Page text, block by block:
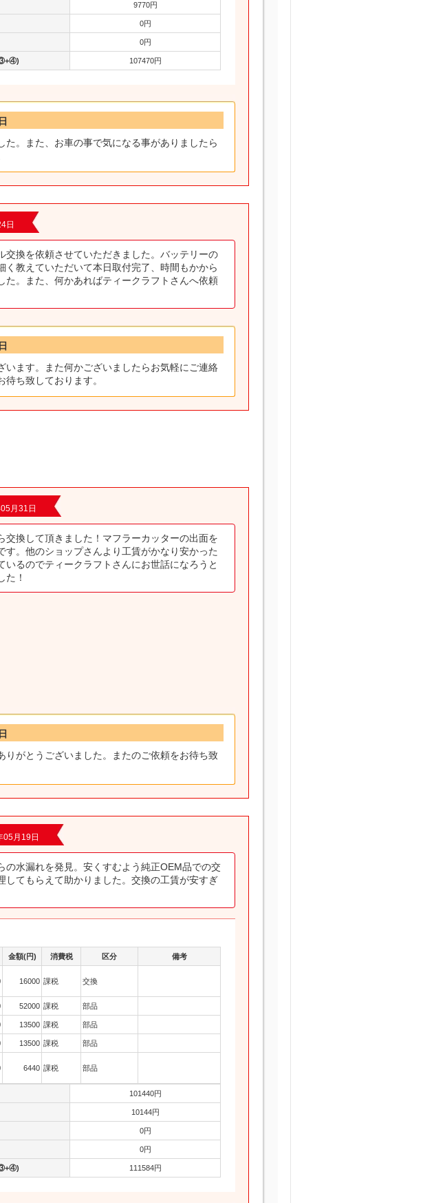
9770円
0円
0円
107470円
た。また、お車の事で気になる事がありましたら
日
交換を依頼させていただきました。バッテリーの
く教えていただいて本日取付完了、時間もかから
た。また、何かあればティークラフトさんへ依頼
います。また何かございましたらお気軽にご連絡
ち致しております。
月31日
交換して頂きました！マフラーカッターの出面を
す。他のショップさんより工賃がかなり安かった
いるのでティークラフトさんにお世話になろうと
た！
りがとうございました。またのご依頼をお待ち致
05月19日
の水漏れを発見。安くすむよう純正OEM品での交
してもらえて助かりました。交換の工賃が安すぎ
金額(円) 消費税 区分 備考
16000 課税 交換
52000 課税 部品
13500 課税 部品
13500 課税 部品
6440 課税 部品
101440円
10144円
0円
0円
111584円